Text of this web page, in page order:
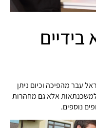
עבר מהפיכה וכיום ניתן
אלא גם מחהרות
נוספים.